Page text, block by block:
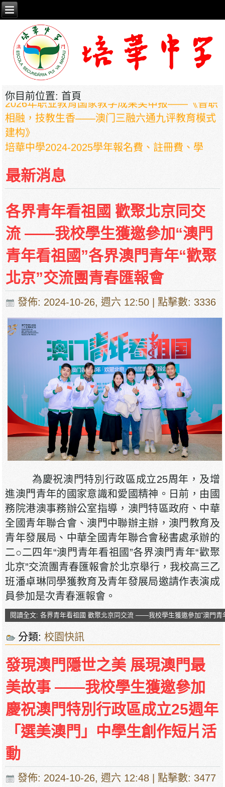
你目前位置: 首頁
2026年职业教育国家教学成果奖申报——《普职
相融，技教生香——澳门三融六通九评教育模式
建构》
培華中學2024-2025學年報名費、註冊費、學
項目
培華中學收費項目一覽表
停課通知
最新消息
各界青年看祖國 歡聚北京同交
流 ——我校學生獲邀參加“澳門
青年看祖國”各界澳門青年“歡聚
北京”交流團青春匯報會
發佈: 2024-10-26, 週六 12:50 | 點擊數: 3336
為慶祝澳門特別行政區成立25周年，及增
進澳門青年的國家意識和愛國精神。日前，由國
務院港澳事務辦公室指導，澳門特區政府、中華
全國青年聯合會、澳門中聯辦主辦，澳門教育及
青年發展局、中華全國青年聯合會秘書處承辦的
二○二四年“澳門青年看祖國”各界澳門青年“歡聚
北京”交流團青春匯報會於北京舉行，我校高三乙
班潘卓琳同學獲教育及青年發展局邀請作表演成
員參加是次青春滙報會。
閱讀全文: 各界青年看祖國 歡聚北京同交流 ——我校學生獲邀參加“澳門青
分類:校園快訊
發現澳門隱世之美 展現澳門最
美故事 ——我校學生獲邀參加
慶祝澳門特別行政區成立25週年
「選美澳門」中學生創作短片活
動
發佈: 2024-10-26, 週六 12:48 | 點擊數: 3477